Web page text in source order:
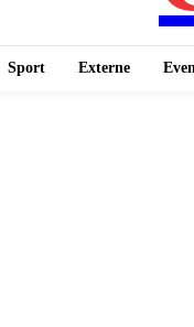
Sport Externe